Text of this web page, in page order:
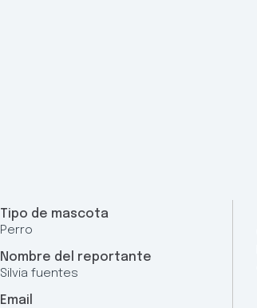
Tipo de mascota
Perro
Nombre del reportante
Silvia fuentes
Email